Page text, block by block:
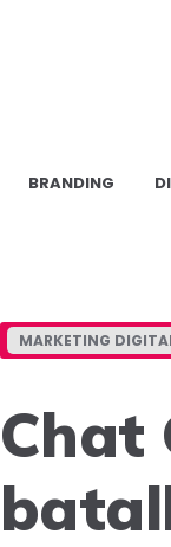
BRANDING
MARKETING
Chat